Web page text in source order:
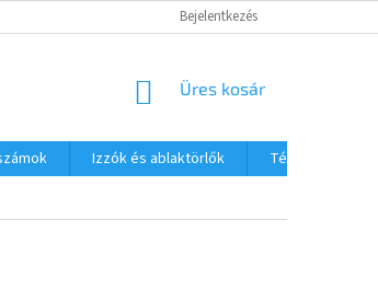
Bejelentkezés
KOSÁR
Üres kosár
Izzók és ablaktörlők
Téli termékek